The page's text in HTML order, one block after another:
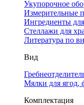
Укупорочное
Измерительные
Ингредиенты
Стеллажи для
Литература по
Вид
Мялки для ягод,
Комплектация